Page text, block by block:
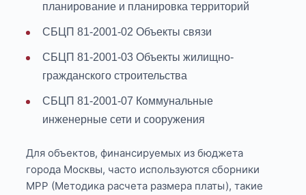
планирование и планировка территорий
СБЦП 81-2001-02 Объекты связи
СБЦП 81-2001-03 Объекты жилищно-
гражданского строительства
СБЦП 81-2001-07 Коммунальные
инженерные сети и сооружения
Для объектов, финансируемых из бюджета
города Москвы, часто используются сборники
МРР (Методика расчета размера платы), такие